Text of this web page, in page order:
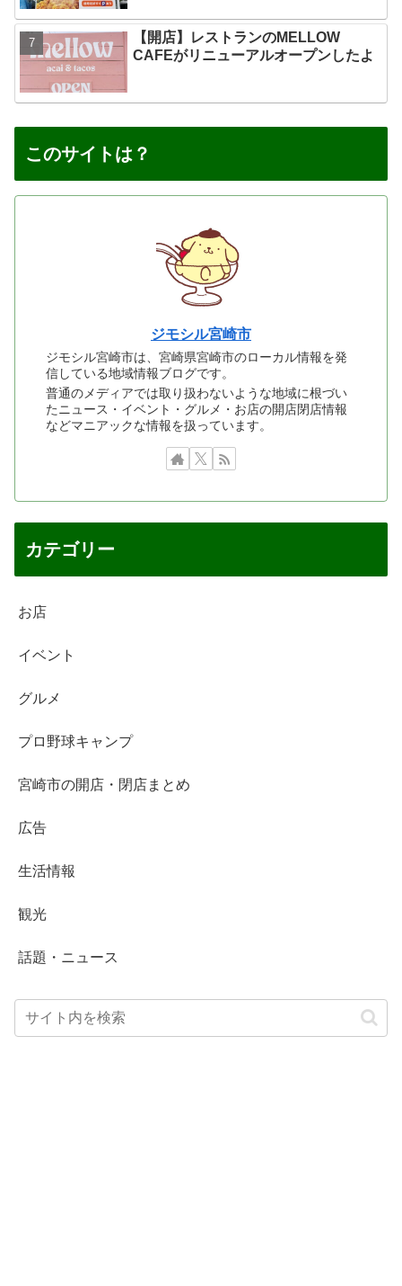
【開店】レストランのMELLOW
CAFEがリニューアルオープンしたよ
このサイトは？
ジモシル宮崎市
ジモシル宮崎市は、宮崎県宮崎市のローカル情報を発
信している地域情報ブログです。
普通のメディアでは取り扱わないような地域に根づい
たニュース・イベント・グルメ・お店の開店閉店情報
などマニアックな情報を扱っています。
カテゴリー
お店
イベント
グルメ
プロ野球キャンプ
宮崎市の開店・閉店まとめ
広告
生活情報
観光
話題・ニュース